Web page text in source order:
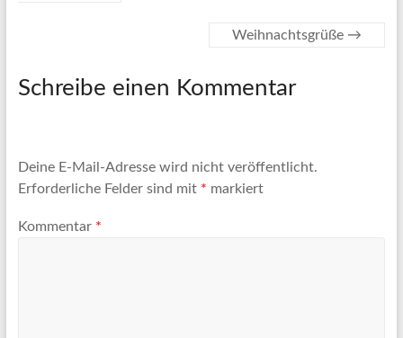
Weihnachtsgrüße →
Schreibe einen Kommentar
Deine E-Mail-Adresse wird nicht veröffentlicht.
Erforderliche Felder sind mit * markiert
Kommentar *